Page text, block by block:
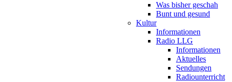
Was bisher geschah
Bunt und gesund
Kultur
Informationen
Radio LLG
Informationen
Aktuelles
Sendungen
Radiounterricht